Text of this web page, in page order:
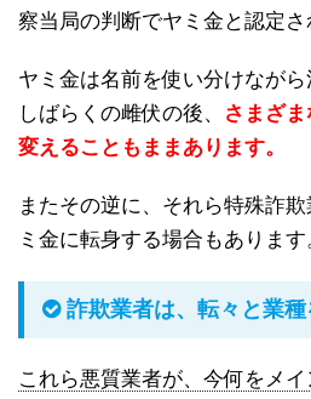
察当局の判断でヤミ金と認定さ
ヤミ金は名前を使い分けながら
しばらくの雌伏の後、
さまざ
変えることもままあります。
またその逆に、それら特殊詐
ミ金に転身する場合もあります
詐欺業者は、転々と業
これら悪質業者が、今何をメ